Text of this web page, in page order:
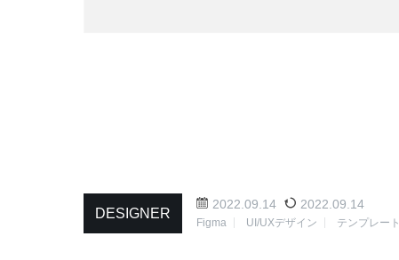
DESIGNER
2022.09.14 2022.09.14
Figma UI/UXデザイン テンプレート